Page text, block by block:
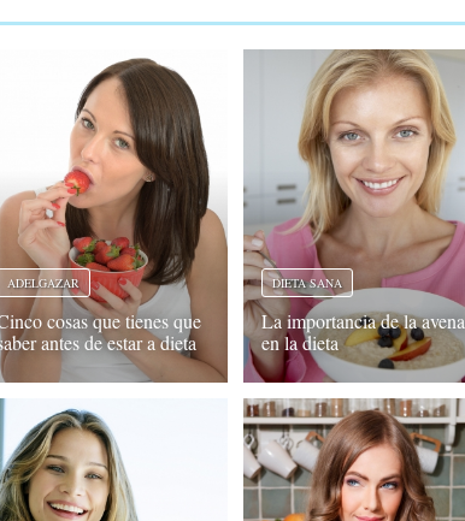
ADELGAZAR
cosas que tienes que
antes de estar a dieta
DIETA SANA
La importancia de la avena
en la dieta